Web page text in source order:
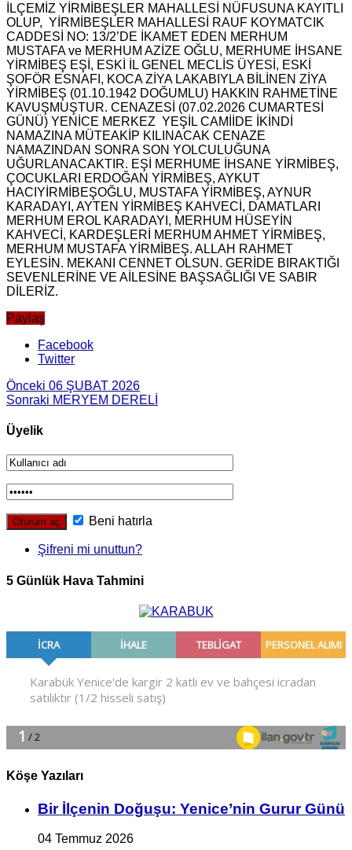
İLÇEMİZ YİRMİBEŞLER MAHALLESİ NÜFUSUNA KAYITLI
OLUP, YİRMİBEŞLER MAHALLESİ RAUF KOYMATCIK
CADDESİ NO: 13/2’DE İKAMET EDEN MERHUM
MUSTAFA ve MERHUM AZİZE OĞLU, MERHUME İHSANE
YİRMİBEŞ EŞİ, ESKİ İL GENEL MECLİS ÜYESİ, ESKİ
ŞOFÖR ESNAFI, KOCA ZİYA LAKABIYLA BİLİNEN ZİYA
YİRMİBEŞ (01.10.1942 DOĞUMLU) HAKKIN RAHMETİNE
KAVUŞMUŞTUR. CENAZESİ (07.02.2026 CUMARTESİ
GÜNÜ) YENİCE MERKEZ YEŞİL CAMİİDE İKİNDİ
NAMAZINA MÜTEAKİP KILINACAK CENAZE
NAMAZINDAN SONRA SON YOLCULUĞUNA
UĞURLANACAKTIR. EŞİ MERHUME İHSANE YİRMİBEŞ,
ÇOCUKLARI ERDOĞAN YİRMİBEŞ, AYKUT
HACIYİRMİBEŞOĞLU, MUSTAFA YİRMİBEŞ, AYNUR
KARADAYI, AYTEN YİRMİBEŞ KAHVECİ, DAMATLARI
MERHUM EROL KARADAYI, MERHUM HÜSEYİN
KAHVECİ, KARDEŞLERİ MERHUM AHMET YİRMİBEŞ,
MERHUM MUSTAFA YİRMİBEŞ. ALLAH RAHMET
EYLESİN. MEKANI CENNET OLSUN. GERİDE BIRAKTIĞI
SEVENLERİNE VE AİLESİNE BAŞSAĞLIĞI VE SABIR
DİLERİZ.
Paylaş
Facebook
Twitter
Önceki 06 ŞUBAT 2026
Sonraki MERYEM DERELİ
Üyelik
Beni hatırla
Şifreni mi unuttun?
5 Günlük Hava Tahmini
Köşe Yazıları
Bir İlçe­nin Do­ğu­şu: Ye­ni­ce’nin Gurur Günü
04 Temmuz 2026